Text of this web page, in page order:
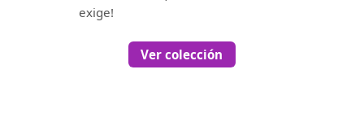
exige!
Ver colección